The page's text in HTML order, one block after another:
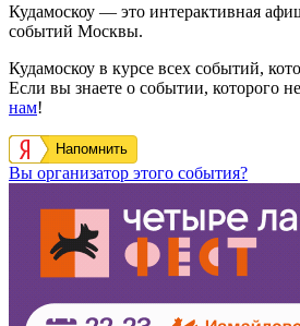
Кудамоскоу — это интерактивная
событий Москвы.
Кудамоскоу в курсе всех событий,
Если вы знаете о событии, которого
нам!
Напомнить
Вы организатор этого события?